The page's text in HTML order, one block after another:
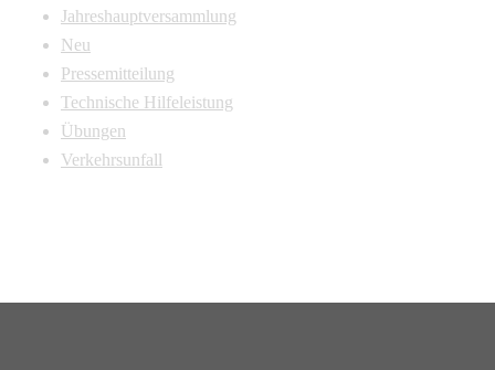
Jahreshauptversammlung
Neu
Pressemitteilung
Technische Hilfeleistung
Übungen
Verkehrsunfall